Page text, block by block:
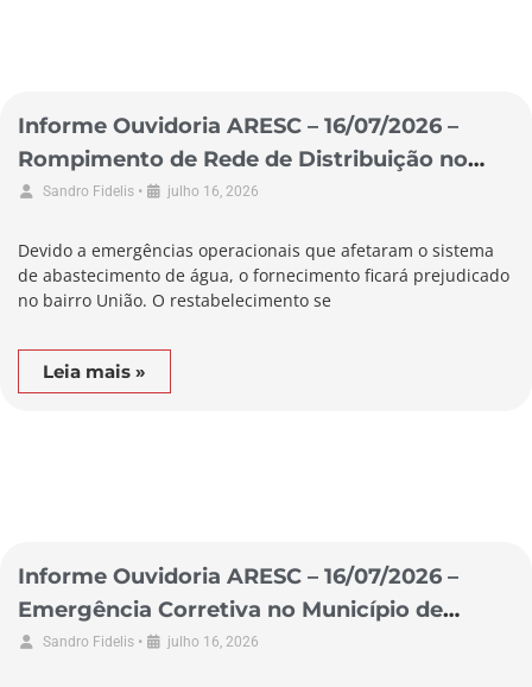
Informe Ouvidoria ARESC – 16/07/2026 –
Rompimento de Rede de Distribuição no
Município de Garopaba
Sandro Fidelis • julho 16, 2026
Devido a emergências operacionais que afetaram o sistema
de abastecimento de água, o fornecimento ficará prejudicado
no bairro União. O restabelecimento se
Leia mais »
Informe Ouvidoria ARESC – 16/07/2026 –
Emergência Corretiva no Município de
Alfredo Wagner
Sandro Fidelis • julho 16, 2026